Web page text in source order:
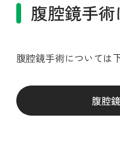
腹腔鏡手術
腹腔鏡手術については
腹腔